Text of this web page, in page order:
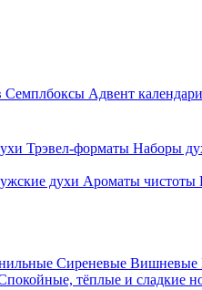
Семплбоксы Адвент календари
Трэвел-форматы Наборы
духи Ароматы чистоты
Сиреневые Вишневые
тёплые и сладкие